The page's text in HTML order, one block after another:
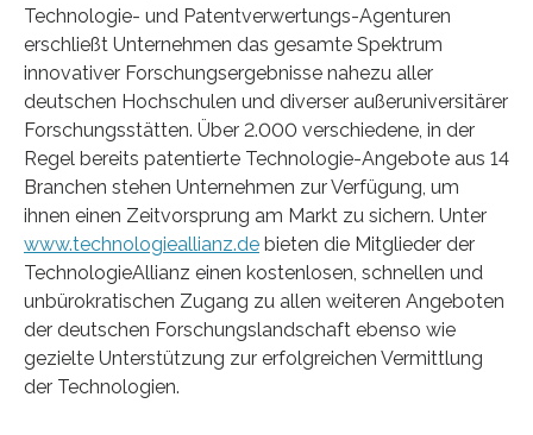
Technologie- und Patentverwertungs-Agenturen
erschließt Unternehmen das gesamte Spektrum
innovativer Forschungsergebnisse nahezu aller
deutschen Hochschulen und diverser außeruniversitärer
Forschungsstätten. Über 2.000 verschiedene, in der
Regel bereits patentierte Technologie-Angebote aus 14
Branchen stehen Unternehmen zur Verfügung, um
ihnen einen Zeitvorsprung am Markt zu sichern. Unter
www.technologieallianz.de bieten die Mitglieder der
TechnologieAllianz einen kostenlosen, schnellen und
unbürokratischen Zugang zu allen weiteren Angeboten
der deutschen Forschungslandschaft ebenso wie
gezielte Unterstützung zur erfolgreichen Vermittlung
der Technologien.